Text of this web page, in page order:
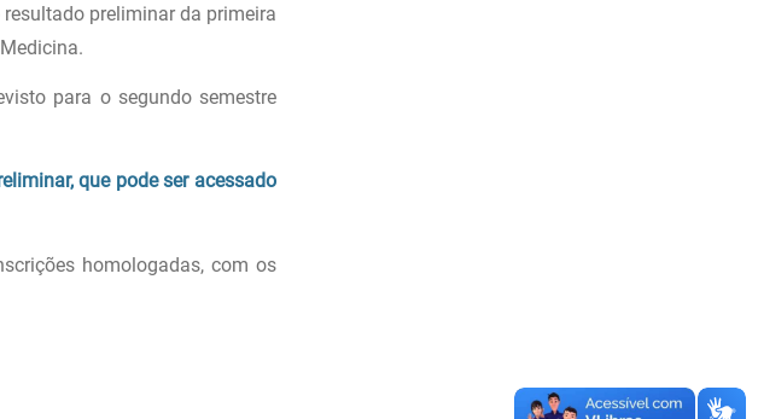
preliminar da primeira
para o segundo semestre
que pode ser acessado
homologadas, com os